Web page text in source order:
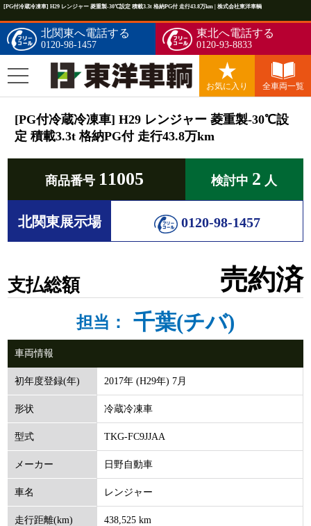
[PG付冷蔵冷凍車] H29 レンジャー 菱重製-30℃設定 積載3.3t 格納PG付 走行43.8万km | 株式会社東洋車輌
北関東へ電話する
0120-98-1457
東北へ電話する
0120-93-8833
お気に入り 全車両一覧
[PG付冷蔵冷凍車] H29 レンジャー 菱重製-30℃設
定 積載3.3t 格納PG付 走行43.8万km
商品番号 11005 検討中 2 人
北関東展示場 0120-98-1457
支払総額 売約済
担当： 千葉(チバ)
車両情報
初年度登録(年) 2017年 (H29年) 7月
形状 冷蔵冷凍車
型式 TKG-FC9JJAA
メーカー 日野自動車
車名 レンジャー
走行距離(km) 438,525 km